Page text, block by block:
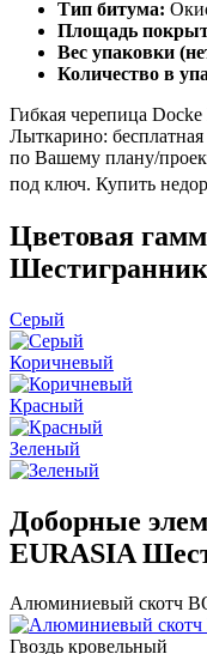
Тип битума:
Площадь
Вес упаковки
Количество в
Гибкая черепица
Лыткарино: бесплатная
по Вашему плану/
под ключ. Купить
Цветовая
Шестигранник
Серый
Коричневый
Красный
Зеленый
Доборные
EURASIA
Алюминиевый скотч
Гвоздь кровельный